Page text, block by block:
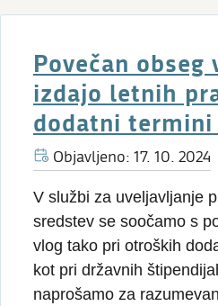
Povečan obseg
izdajo letnih
dodatni
Objavljeno: 17. 10. 2024
V službi za uveljavljanje
sredstev se soočamo s
vlog tako pri otroških
kot pri državnih
naprošamo za